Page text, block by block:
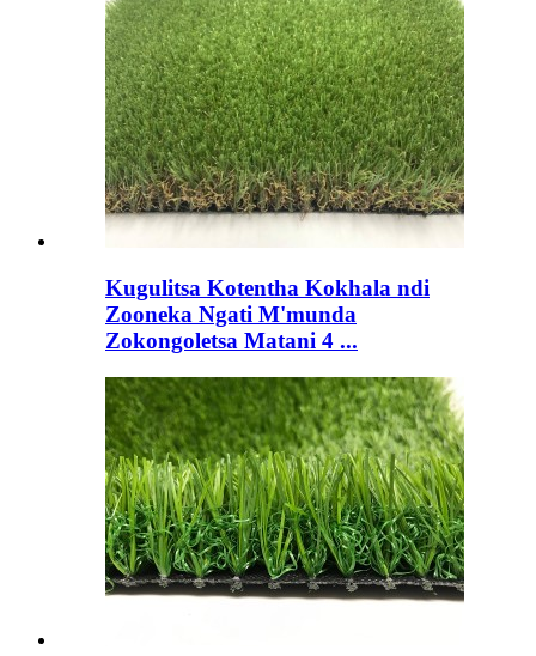
Kugulitsa Kotentha Kokhala ndi
Zooneka Ngati M'munda
Zokongoletsa Matani 4 ...